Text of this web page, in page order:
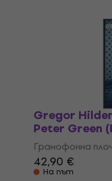
Gregor
Peter Green
Грамофонна
42,90 €
На път